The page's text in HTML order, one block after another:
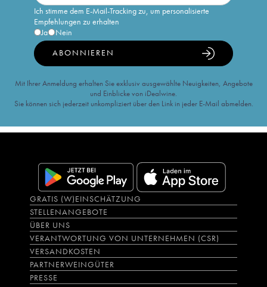
Ich stimme dem E-Mail-Tracking zu, um personalisierte
Empfehlungen zu erhalten
Ja
Nein
ABONNIEREN
Mit Ihrer Anmeldung erhalten Sie exklusiv ausgewählte Neuigkeiten, Angebote
und Einblicke von iDealwine.
Sie können sich jederzeit unkompliziert über den Link in jeder E-Mail abmelden.
GRATIS (W)EINSCHÄTZUNG
STELLENANGEBOTE
ÜBER UNS
VERANTWORTUNG VON UNTERNEHMEN (CSR)
VERSANDKOSTEN
PARTNERWEINGÜTER
PRESSE